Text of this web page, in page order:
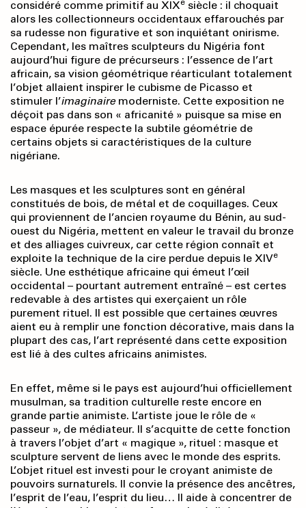
considéré comme primitif au XIXe siècle : il choquait
alors les collectionneurs occidentaux effarouchés par
sa rudesse non figurative et son inquiétant onirisme.
Cependant, les maîtres sculpteurs du Nigéria font
aujourd’hui figure de précurseurs : l’essence de l’art
africain, sa vision géométrique réarticulant totalement
l’objet allaient inspirer le cubisme de Picasso et
stimuler l’imaginairemoderniste. Cette exposition ne
déçoit pas dans son « africanité » puisque sa mise en
espace épurée respecte la subtile géométrie de
certains objets si caractéristiques de la culture
nigériane.
Les masques et les sculptures sont en général
constitués de bois, de métal et de coquillages. Ceux
qui proviennent de l’ancien royaume du Bénin, au sud-
ouest du Nigéria, mettent en valeur le travail du bronze
et des alliages cuivreux, car cette région connaît et
exploite la technique de la cire perdue depuis le XIVe
siècle. Une esthétique africaine qui émeut l’œil
occidental – pourtant autrement entraîné – est certes
redevable à des artistes qui exerçaient un rôle
purement rituel. Il est possible que certaines œuvres
aient eu à remplir une fonction décorative, mais dans la
plupart des cas, l’art représenté dans cette exposition
est lié à des cultes africains animistes.
En effet, même si le pays est aujourd’hui officiellement
musulman, sa tradition culturelle reste encore en
grande partie animiste. L’artiste joue le rôle de «
passeur », de médiateur. Il s’acquitte de cette fonction
à travers l’objet d’art « magique », rituel : masque et
sculpture servent de liens avec le monde des esprits.
L’objet rituel est investi pour le croyant animiste de
pouvoirs surnaturels. Il convie la présence des ancêtres,
l’esprit de l’eau, l’esprit du lieu… Il aide à concentrer de